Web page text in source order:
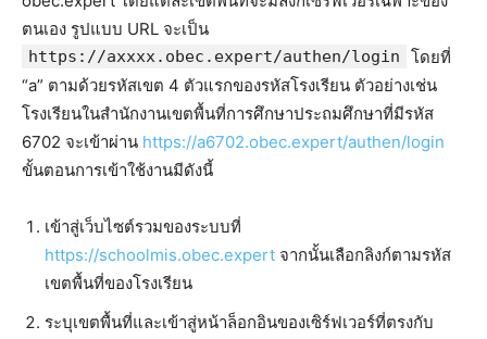
ตนเอง รูปแบบ URL จะเป็น
https://axxxx.obec.expert/authen/login
โดยที่
“a” ตามด้วยรหัสเขต 4 ตัวแรกของรหัสโรงเรียน ตัวอย่างเช่น
โรงเรียนในสำนักงานเขตพื้นที่การศึกษาประถมศึกษาที่มีรหัส
6702 จะเข้าผ่าน https://a6702.obec.expert/authen/login
ขั้นตอนการเข้าใช้งานมีดังนี้
เข้าสู่เว็บไซต์รวมของระบบที่
https://schoolmis.obec.expert จากนั้นเลือกลิงก์ตามรหัส
เขตพื้นที่ของโรงเรียน
ระบุเขตพื้นที่และเข้าสู่หน้าล็อกอินของเซิร์ฟเวอร์ที่ตรงกับ